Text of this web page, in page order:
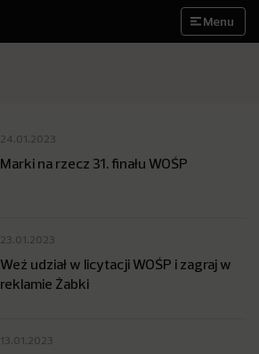
Menu
24.01.2023
Marki na rzecz 31. finału WOŚP
23.01.2023
Weź udział w licytacji WOŚP i zagraj w
reklamie Żabki
13.01.2023